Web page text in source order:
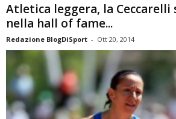
Atletica leggera, la Ceccarelli
nella hall of fame...
Redazione BlogDiSport - Ott 20, 2014